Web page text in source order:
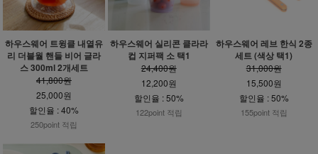
하우스웨어 트윙클 내열유
리 더블월 핸들 비어 글라
스 300ml 2개세트
41,800원
25,000원
할인율 : 40%
250point 적립
하우스웨어 실리콘 클라라
컵 지퍼팩 소 택1
24,400원
12,200원
할인율 : 50%
122point 적립
하우스웨어 레브 한식 2종
세트 (색상 택1)
31,000원
15,500원
할인율 : 50%
155point 적립